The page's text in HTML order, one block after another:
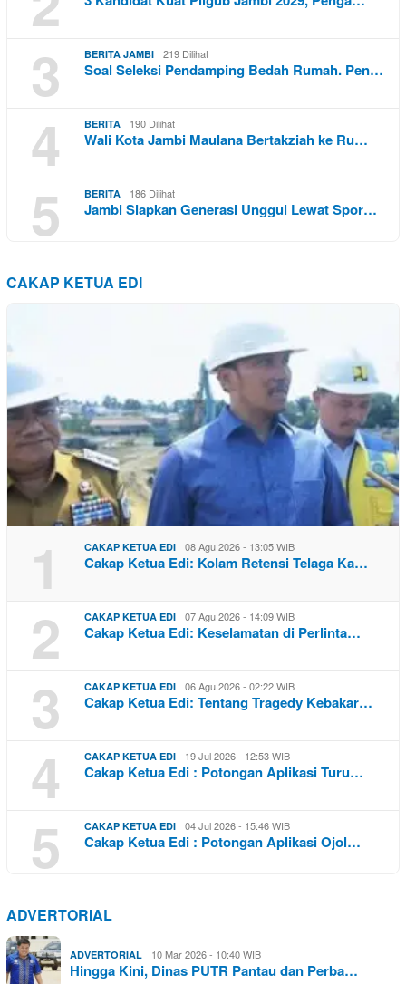
3 BERITA JAMBI 219 Dilihat
Soal Seleksi Pendamping Bedah Rumah. Pen…
4 BERITA 190 Dilihat
Wali Kota Jambi Maulana Bertakziah ke Ru…
5 BERITA 186 Dilihat
Jambi Siapkan Generasi Unggul Lewat Spor…
CAKAP KETUA EDI
1 CAKAP KETUA EDI 08 Agu 2026 - 13:05 WIB
Cakap Ketua Edi: Kolam Retensi Telaga Ka…
2 CAKAP KETUA EDI 07 Agu 2026 - 14:09 WIB
Cakap Ketua Edi: Keselamatan di Perlinta…
3 CAKAP KETUA EDI 06 Agu 2026 - 02:22 WIB
Cakap Ketua Edi: Tentang Tragedy Kebakar…
4 CAKAP KETUA EDI 19 Jul 2026 - 12:53 WIB
Cakap Ketua Edi : Potongan Aplikasi Turu…
5 CAKAP KETUA EDI 04 Jul 2026 - 15:46 WIB
Cakap Ketua Edi : Potongan Aplikasi Ojol…
ADVERTORIAL
ADVERTORIAL 10 Mar 2026 - 10:40 WIB
Hingga Kini, Dinas PUTR Pantau dan Perba…